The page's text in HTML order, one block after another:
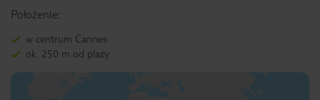
Położenie:
w centrum Cannes
ok. 250 m od plaży